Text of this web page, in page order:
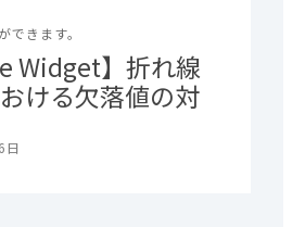
できます。
Widget】折れ線
ける欠落値の対